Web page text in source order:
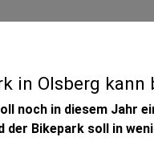
in Olsberg
noch in diesem Jahr
der Bikepark soll in